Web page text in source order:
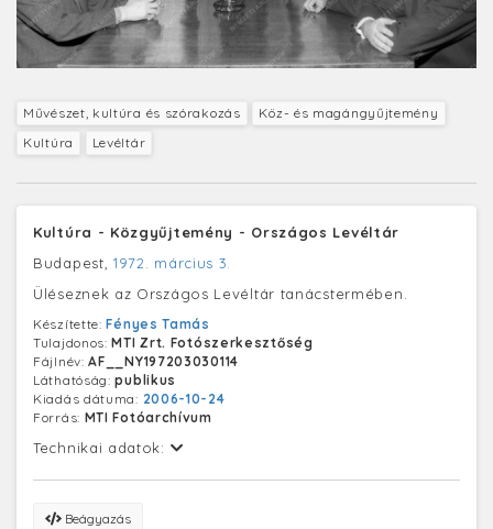
Művészet, kultúra és szórakozás
Köz- és magángyűjtemény
Kultúra
Levéltár
Kultúra - Közgyűjtemény - Országos Levéltár
Budapest, 1972. március 3.
Üléseznek az Országos Levéltár tanácstermében.
Készítette:Fényes Tamás
Tulajdonos:MTI Zrt. Fotószerkesztőség
Fájlnév:AF__NY197203030114
Láthatóság:publikus
Kiadás dátuma: 2006-10-24
Forrás: MTI Fotóarchívum
Technikai adatok:
Beágyazás